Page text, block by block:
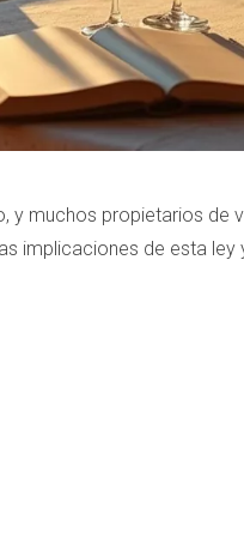
y muchos propietarios de
implicaciones de esta